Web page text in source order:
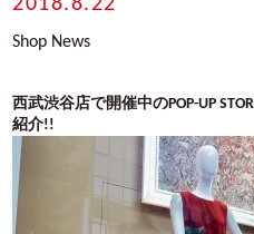
2018.8.22
Shop News
西武渋谷店で開催中のPOP-UP
紹介!!